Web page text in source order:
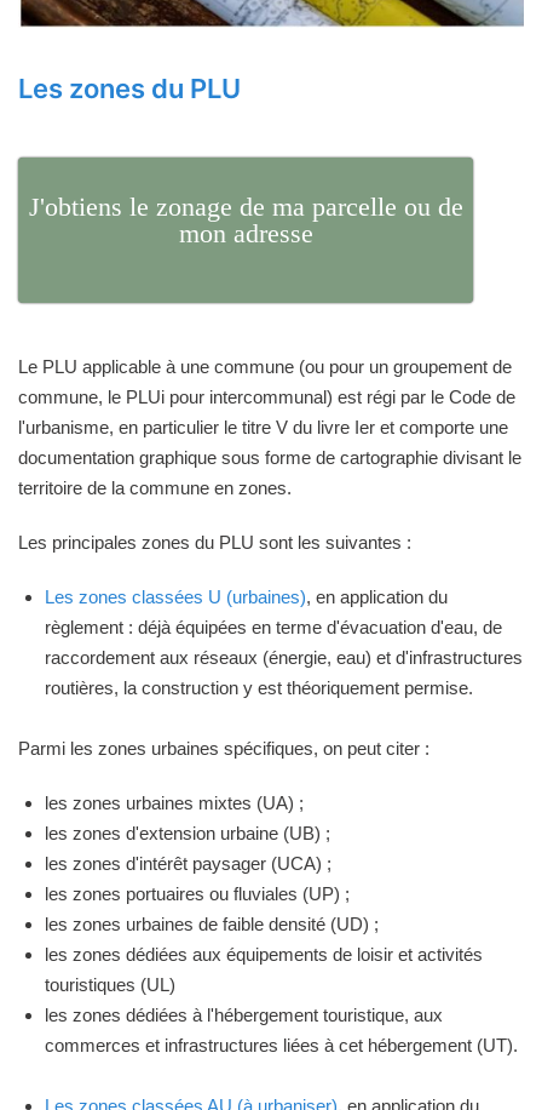
Les zones du PLU
J'obtiens le zonage de ma parcelle ou de
mon adresse
Le PLU applicable à une commune (ou pour un groupement de
commune, le PLUi pour intercommunal) est régi par le Code de
l'urbanisme, en particulier le titre V du livre Ier et comporte une
documentation graphique sous forme de cartographie divisant le
territoire de la commune en zones.
Les principales zones du PLU sont les suivantes :
Les zones classées U (urbaines), en application du
règlement : déjà équipées en terme d'évacuation d'eau, de
raccordement aux réseaux (énergie, eau) et d'infrastructures
routières, la construction y est théoriquement permise.
Parmi les zones urbaines spécifiques, on peut citer :
les zones urbaines mixtes (UA) ;
les zones d'extension urbaine (UB) ;
les zones d'intérêt paysager (UCA) ;
les zones portuaires ou fluviales (UP) ;
les zones urbaines de faible densité (UD) ;
les zones dédiées aux équipements de loisir et activités
touristiques (UL)
les zones dédiées à l'hébergement touristique, aux
commerces et infrastructures liées à cet hébergement (UT).
Les zones classées AU (à urbaniser), en application du